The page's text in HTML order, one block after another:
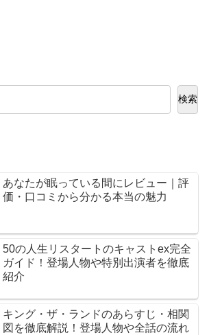
検索
あなたが眠っている間にレビュー｜評
価・口コミから分かる本当の魅力
50の人生リスタートのキャストex完全
ガイド！登場人物や特別出演者を徹底
紹介
キング・ザ・ランドのあらすじ・相関
図を徹底解説！登場人物や全話の流れ